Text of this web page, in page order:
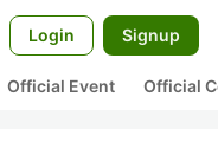
Login Signup
Official Event Official